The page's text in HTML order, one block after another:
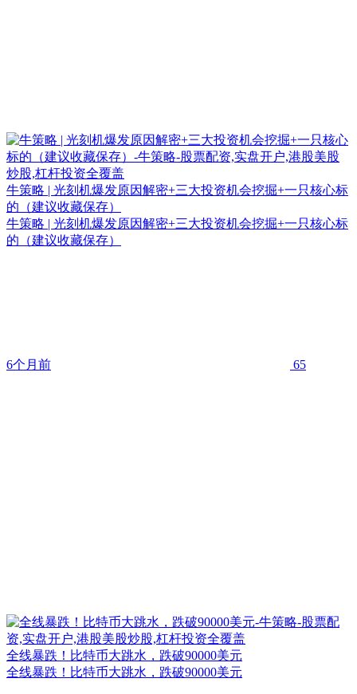
牛策略 | 光刻机爆发原因解密+三大投资机会挖掘+一只核心标
的（建议收藏保存）
牛策略 | 光刻机爆发原因解密+三大投资机会挖掘+一只核心标
的（建议收藏保存）
6个月前 65
全线暴跌！比特币大跳水，跌破90000美元
全线暴跌！比特币大跳水，跌破90000美元